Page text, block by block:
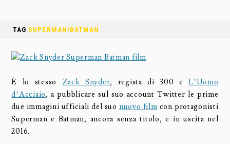
TAG SUPERMAN/BATMAN
È lo stesso Zack Snyder, regista di 300 eL’Uomo
d’Acciaio, a pubblicare sul suo account Twitter le prime
due immagini ufficiali del suo nuovo film con protagonisti
Superman e Batman, ancora senza titolo, e in uscita nel
2016.